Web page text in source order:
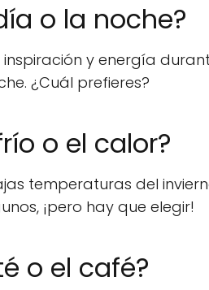
o la noche?
y energía
¿Cuál prefieres?
o el calor?
temperaturas del
¡pero hay que elegir!
o el café?